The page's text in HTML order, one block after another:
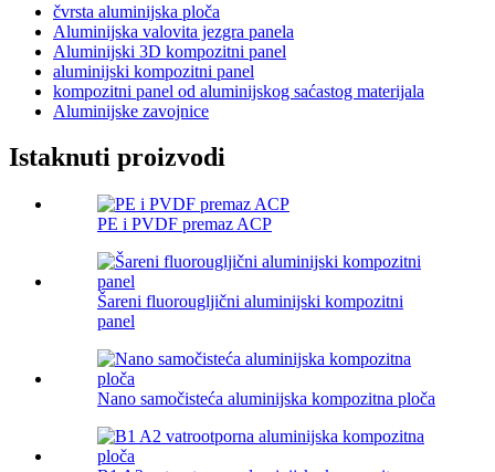
čvrsta aluminijska ploča
Aluminijska valovita jezgra panela
Aluminijski 3D kompozitni panel
aluminijski kompozitni panel
kompozitni panel od aluminijskog saćastog materijala
Aluminijske zavojnice
Istaknuti proizvodi
PE i PVDF premaz ACP
Šareni fluorougljični aluminijski kompozitni
panel
Nano samočisteća aluminijska kompozitna ploča